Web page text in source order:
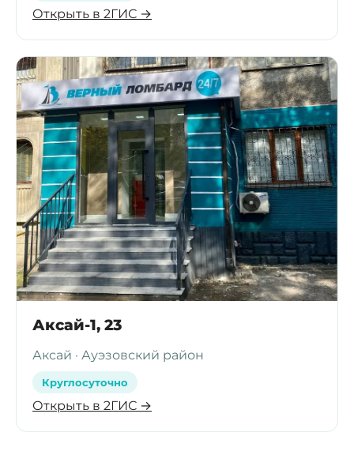
Открыть в 2ГИС →
Аксай-1, 23
Аксай · Ауэзовский район
Круглосуточно
Открыть в 2ГИС →